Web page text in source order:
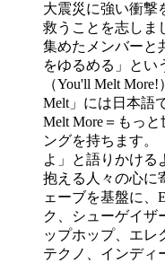
大震災に強い衝撃
救うことを志しま
集めたメンバーと
をゆるめる」とい
（You'll Melt
Melt」には日本語
Melt More＝もっ
ングを持ちます。
よ」と語りかける
抱える人々の心に
ェーブを基盤に、
ク、シューゲイザ
ップホップ、エレ
テクノ、インディ